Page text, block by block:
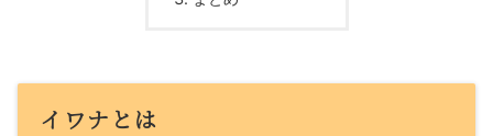
イワナとは